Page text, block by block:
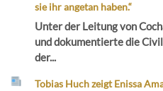
sie ihr angetan haben.“
Unter der Leitung von
und dokumentierte die
der...
Tobias Huch zeigt Enissa